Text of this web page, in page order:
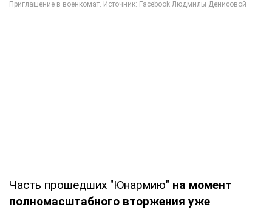
Часть прошедших "Юнармию" на момент
полномасштабного вторжения уже